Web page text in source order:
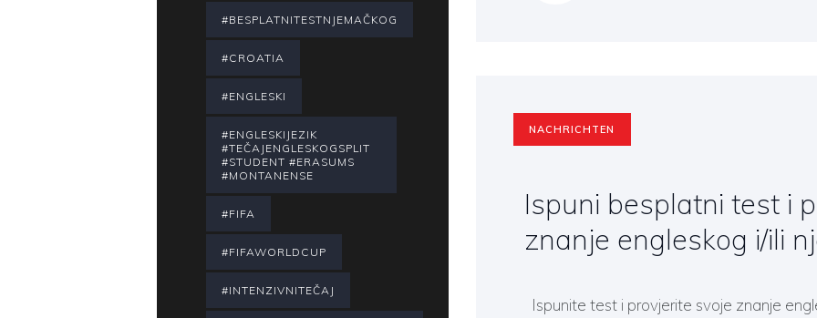
NACHRICHTEN
Ispuni besplatni test i
znanje engleskog i/ili
Ispunite test i provjerite svoje znanje
#BESPLATNITESTNJEMAČKOG
#CROATIA
#ENGLESKI
#ENGLESKIJEZIK
#TEČAJENGLESKOGSPLIT
#STUDENT #ERASUMS
#MONTANENSE
#FIFA
#FIFAWORLDCUP
#INTENZIVNITEČAJ